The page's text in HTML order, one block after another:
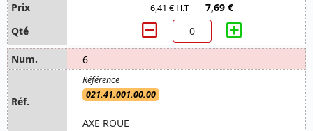
6,41 € H.T 7,69 €
6
021.41.001.00.00
AXE ROUE